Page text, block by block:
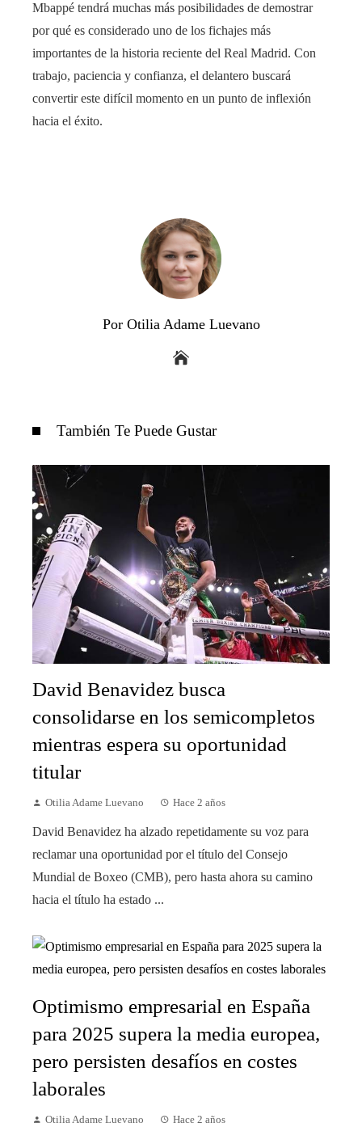
Mbappé tendrá muchas más posibilidades de demostrar
por qué es considerado uno de los fichajes más
importantes de la historia reciente del Real Madrid. Con
trabajo, paciencia y confianza, el delantero buscará
convertir este difícil momento en un punto de inflexión
hacia el éxito.
Por Otilia Adame Luevano
También Te Puede Gustar
David Benavidez busca
consolidarse en los semicompletos
mientras espera su oportunidad
titular
Otilia Adame Luevano Hace 2 años
David Benavidez ha alzado repetidamente su voz para
reclamar una oportunidad por el título del Consejo
Mundial de Boxeo (CMB), pero hasta ahora su camino
hacia el título ha estado ...
Optimismo empresarial en España
para 2025 supera la media europea,
pero persisten desafíos en costes
laborales
Otilia Adame Luevano Hace 2 años